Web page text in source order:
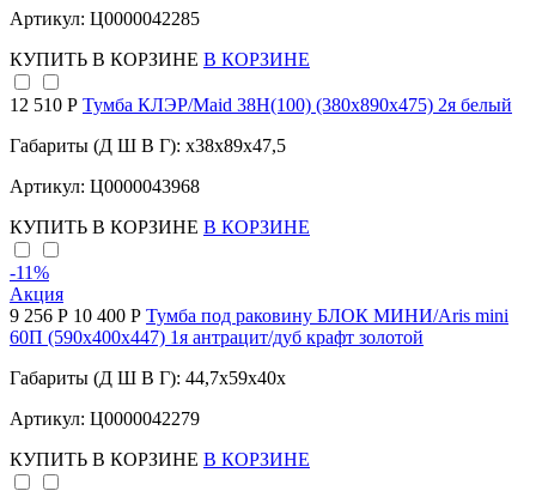
Артикул: Ц0000042285
КУПИТЬ В КОРЗИНЕ В КОРЗИНЕ
12 510 Р Тумба КЛЭР/Maid 38Н(100) (380х890х475) 2я белый
Габариты (Д Ш В Г): x38x89x47,5
Артикул: Ц0000043968
КУПИТЬ В КОРЗИНЕ В КОРЗИНЕ
-11%
Акция
9 256 Р 10 400 Р Тумба под раковину БЛОК МИНИ/Aris mini
60П (590х400х447) 1я антрацит/дуб крафт золотой
Габариты (Д Ш В Г): 44,7x59x40x
Артикул: Ц0000042279
КУПИТЬ В КОРЗИНЕ В КОРЗИНЕ